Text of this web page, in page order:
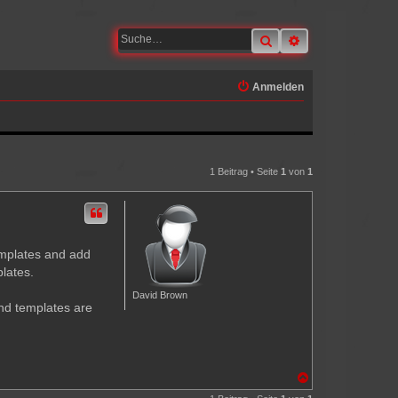
SucheErweiterte Suche
Anmelden
1 Beitrag • Seite 1 von 1
David Brown
and add
templates are
a